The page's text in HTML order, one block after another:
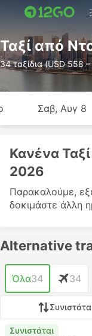
Ταξί από
34 ταξίδια (USD 558
Σαβ, Αυγ 8
Κανένα
2026
Παρακαλούμε,
δοκιμάστε άλλη
Alternative
Όλα34 34
Συνιστάται